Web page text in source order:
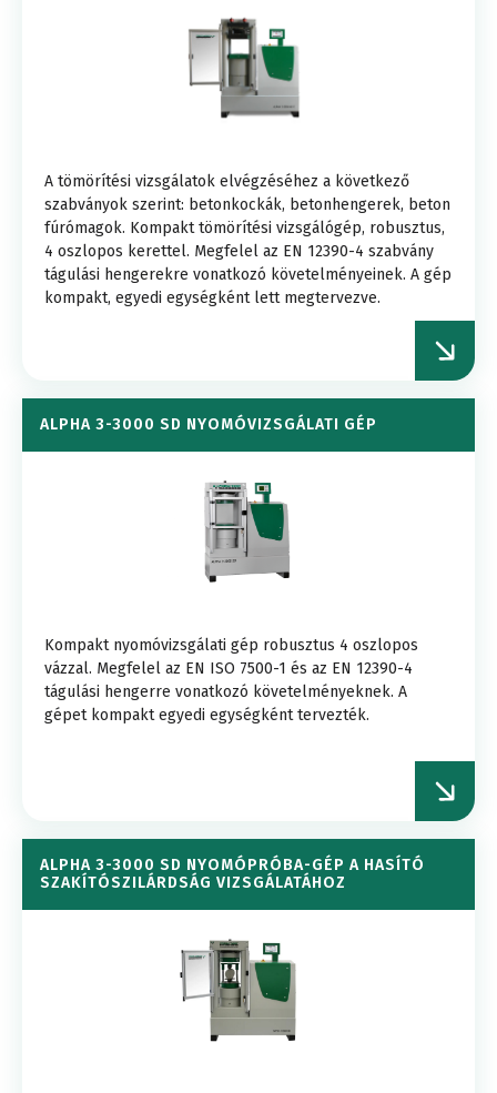
A tömörítési vizsgálatok elvégzéséhez a következő
szabványok szerint: betonkockák, betonhengerek, beton
fúrómagok. Kompakt tömörítési vizsgálógép, robusztus,
4 oszlopos kerettel. Megfelel az EN 12390-4 szabvány
tágulási hengerekre vonatkozó követelményeinek. A gép
kompakt, egyedi egységként lett megtervezve.
ALPHA 3-3000 SD NYOMÓVIZSGÁLATI GÉP
Kompakt nyomóvizsgálati gép robusztus 4 oszlopos
vázzal. Megfelel az EN ISO 7500-1 és az EN 12390-4
tágulási hengerre vonatkozó követelményeknek. A
gépet kompakt egyedi egységként tervezték.
ALPHA 3-3000 SD NYOMÓPRÓBA-GÉP A HASÍTÓ
SZAKÍTÓSZILÁRDSÁG VIZSGÁLATÁHOZ